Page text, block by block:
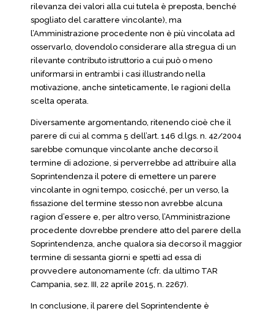
rilevanza dei valori alla cui tutela è preposta, benché
spogliato del carattere vincolante), ma
l’Amministrazione procedente non è più vincolata ad
osservarlo, dovendolo considerare alla stregua di un
rilevante contributo istruttorio a cui può o meno
uniformarsi in entrambi i casi illustrando nella
motivazione, anche sinteticamente, le ragioni della
scelta operata.
Diversamente argomentando, ritenendo cioè che il
parere di cui al comma 5 dell’art. 146 d.lgs. n. 42/2004
sarebbe comunque vincolante anche decorso il
termine di adozione, si perverrebbe ad attribuire alla
Soprintendenza il potere di emettere un parere
vincolante in ogni tempo, cosicché, per un verso, la
fissazione del termine stesso non avrebbe alcuna
ragion d’essere e, per altro verso, l’Amministrazione
procedente dovrebbe prendere atto del parere della
Soprintendenza, anche qualora sia decorso il maggior
termine di sessanta giorni e spetti ad essa di
provvedere autonomamente (cfr. da ultimo TAR
Campania, sez. III, 22 aprile 2015, n. 2267).
In conclusione, il parere del Soprintendente è